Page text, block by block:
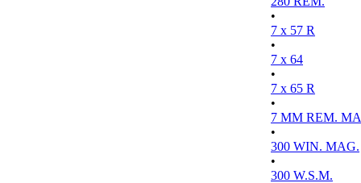
•
7 x 57 R
•
7 x 64
•
7 x 65 R
•
7 MM REM.
•
300 WIN. MAG.
•
300 W.S.M.